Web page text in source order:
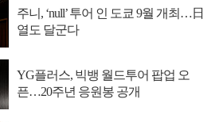
주니, ‘null’ 투어 인 도쿄 9월 개최…日
열도 달군다
YG플러스, 빅뱅 월드투어 팝업 오
픈…20주년 응원봉 공개